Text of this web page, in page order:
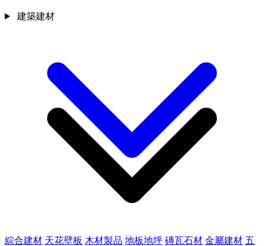
綜合建材 天花壁板 木材製品 地板地坪 磚瓦石材 金屬建材 五
建築建材